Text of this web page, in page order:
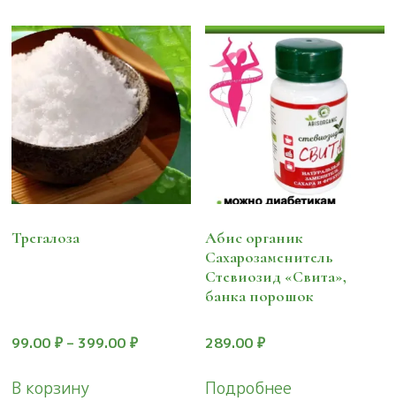
Трегалоза
99.00 ₽ – 399.00 ₽
В корзину
Абис органик
Сахарозаменитель
Стевиозид «Свита»,
банка порошок
289.00₽
Подробнее